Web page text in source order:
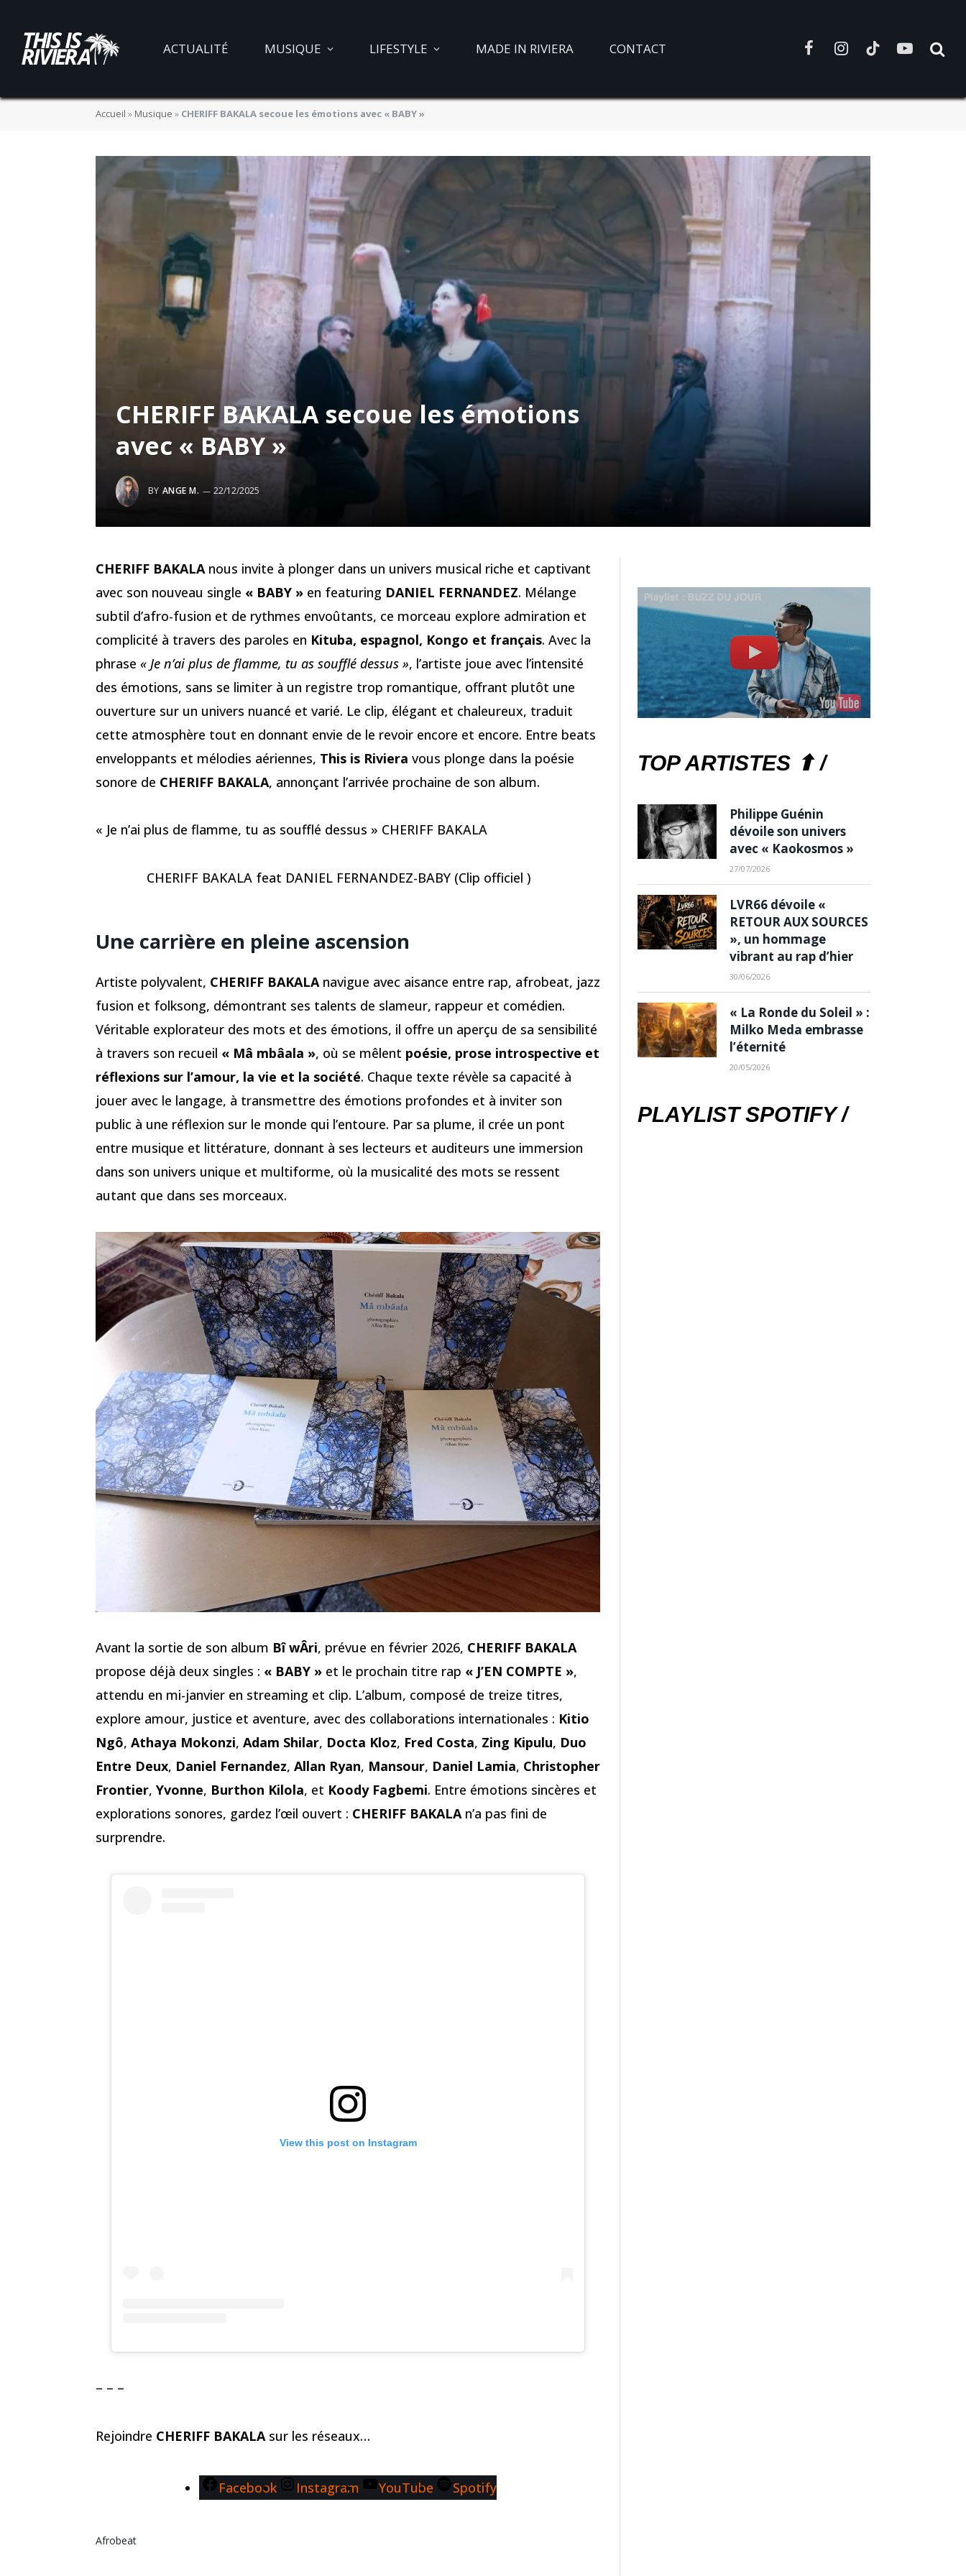
ACTUALITÉ MUSIQUE LIFESTYLE MADE IN RIVIERA CONTACT FacebookInstagramTikTokYouTube
Accueil » Musique » CHERIFF BAKALA secoue les émotions avec « BABY »
CHERIFF BAKALA secoue les émotions
avec « BABY »
BY ANGE M. 22/12/2025
CHERIFF BAKALA nous invite à plonger dans un univers musical riche et captivant
avec son nouveau single « BABY » en featuring DANIEL FERNANDEZ. Mélange
subtil d’afro-fusion et de rythmes envoûtants, ce morceau explore admiration et
complicité à travers des paroles en Kituba, espagnol, Kongo et français. Avec la
phrase « Je n’ai plus de flamme, tu as soufflé dessus », l’artiste joue avec l’intensité
des émotions, sans se limiter à un registre trop romantique, offrant plutôt une
ouverture sur un univers nuancé et varié. Le clip, élégant et chaleureux, traduit
cette atmosphère tout en donnant envie de le revoir encore et encore. Entre beats
enveloppants et mélodies aériennes, This is Riviera vous plonge dans la poésie
sonore de CHERIFF BAKALA, annonçant l’arrivée prochaine de son album.
« Je n’ai plus de flamme, tu as soufflé dessus » CHERIFF BAKALA
CHERIFF BAKALA feat DANIEL FERNANDEZ-BABY (Clip officiel )
Une carrière en pleine ascension
Artiste polyvalent, CHERIFF BAKALAnavigue avec aisance entre rap, afrobeat, jazz
fusion et folksong, démontrant ses talents de slameur, rappeur et comédien.
Véritable explorateur des mots et des émotions, il offre un aperçu de sa sensibilité
à travers son recueil « Mâ mbâala », où se mêlent poésie, prose introspective et
réflexions sur l’amour, la vie et la société. Chaque texte révèle sa capacité à
jouer avec le langage, à transmettre des émotions profondes et à inviter son
public à une réflexion sur le monde qui l’entoure. Par sa plume, il crée un pont
entre musique et littérature, donnant à ses lecteurs et auditeurs une immersion
dans son univers unique et multiforme, où la musicalité des mots se ressent
autant que dans ses morceaux.
Avant la sortie de son album Bî wÂri, prévue en février 2026, CHERIFF BAKALA
propose déjà deux singles : « BABY » et le prochain titre rap « J’EN COMPTE »,
attendu en mi-janvier en streaming et clip. L’album, composé de treize titres,
explore amour, justice et aventure, avec des collaborations internationales : Kitio
Ngô, Athaya Mokonzi, Adam Shilar, Docta Kloz, Fred Costa, Zing Kipulu, Duo
Entre Deux, Daniel Fernandez, Allan Ryan, Mansour, Daniel Lamia, Christopher
Frontier, Yvonne, Burthon Kilola, et Koody Fagbemi. Entre émotions sincères et
explorations sonores, gardez l’œil ouvert : CHERIFF BAKALAn’a pas fini de
surprendre.
View this post on Instagram
– – –
Rejoindre CHERIFF BAKALA sur les réseaux…
Facebook Instagram YouTube Spotify
Afrobeat
TOP ARTISTES ⬆ /
Philippe Guénin
dévoile son univers
avec « Kaokosmos »
27/07/2026
LVR66 dévoile «
RETOUR AUX SOURCES
», un hommage
vibrant au rap d’hier
30/06/2026
« La Ronde du Soleil » :
Milko Meda embrasse
l’éternité
20/05/2026
PLAYLIST SPOTIFY /